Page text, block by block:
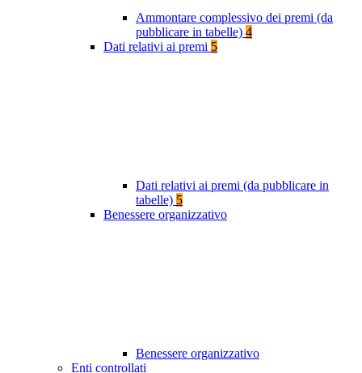
Ammontare complessivo dei premi (da
pubblicare in tabelle) 4
Dati relativi ai premi 5
Dati relativi ai premi (da pubblicare in
tabelle) 5
Benessere organizzativo
Benessere organizzativo
Enti controllati